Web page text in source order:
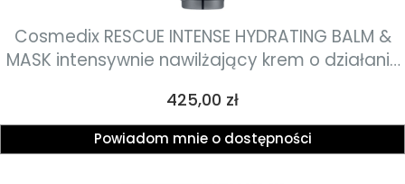
Cosmedix RESCUE INTENSE HYDRATING BALM &
MASK intensywnie nawilżający krem o działaniu
Cena
425,00 zł
Powiadom mnie o dostępności